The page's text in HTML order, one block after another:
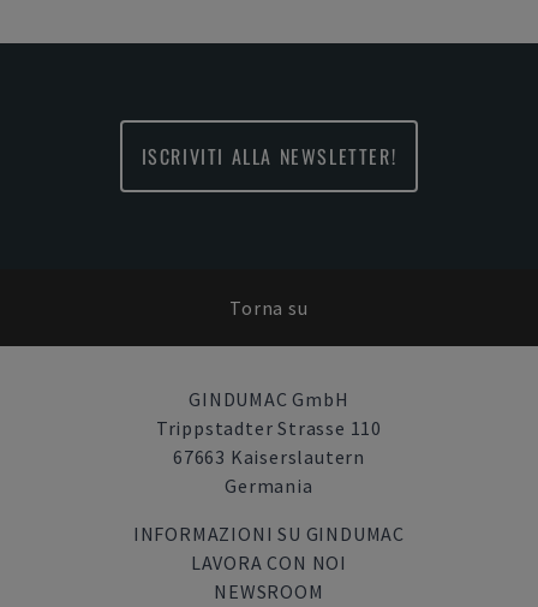
ISCRIVITI ALLA NEWSLETTER!
Torna su
GINDUMAC GmbH
Trippstadter Strasse 110
67663 Kaiserslautern
Germania
INFORMAZIONI SU GINDUMAC
LAVORA CON NOI
NEWSROOM